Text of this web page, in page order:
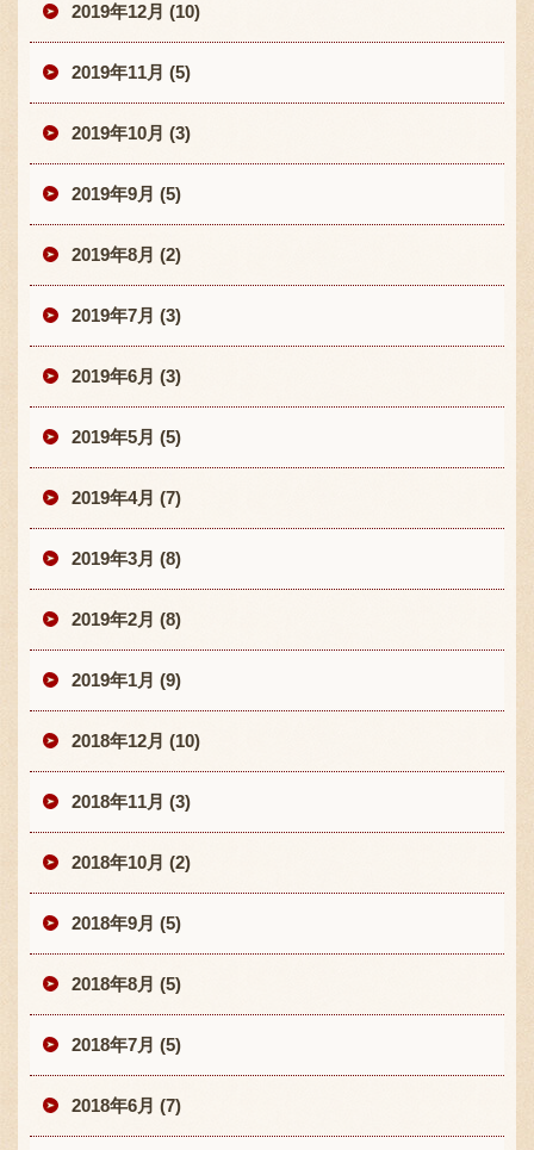
2019年12月 (10)
2019年11月 (5)
2019年10月 (3)
2019年9月 (5)
2019年8月 (2)
2019年7月 (3)
2019年6月 (3)
2019年5月 (5)
2019年4月 (7)
2019年3月 (8)
2019年2月 (8)
2019年1月 (9)
2018年12月 (10)
2018年11月 (3)
2018年10月 (2)
2018年9月 (5)
2018年8月 (5)
2018年7月 (5)
2018年6月 (7)